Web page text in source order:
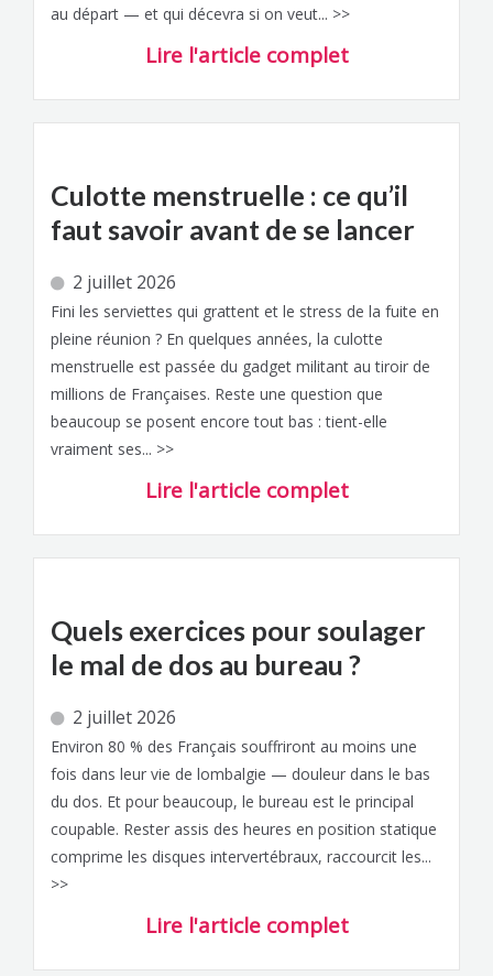
au départ — et qui décevra si on veut... >>
Lire l'article complet
Culotte menstruelle : ce qu’il
faut savoir avant de se lancer
2 juillet 2026
Fini les serviettes qui grattent et le stress de la fuite en
pleine réunion ? En quelques années, la culotte
menstruelle est passée du gadget militant au tiroir de
millions de Françaises. Reste une question que
beaucoup se posent encore tout bas : tient-elle
vraiment ses... >>
Lire l'article complet
Quels exercices pour soulager
le mal de dos au bureau ?
2 juillet 2026
Environ 80 % des Français souffriront au moins une
fois dans leur vie de lombalgie — douleur dans le bas
du dos. Et pour beaucoup, le bureau est le principal
coupable. Rester assis des heures en position statique
comprime les disques intervertébraux, raccourcit les...
>>
Lire l'article complet